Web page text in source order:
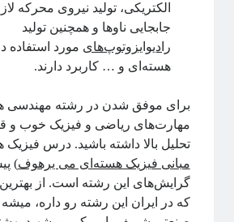
فیزیک خوش‌مزه یا آشپزی ملوکولی
در رویارویی با علم و مسئله ترویج آن
آیا باید دکتری بخونم؟!
تجربه شخصی در کارهای مربوط به تحلیل داده در
روایتگری در علم
الکتریکی، تولید نیروی محرکه
جابجایی ناوها و همچنین تولید
رادیوایزوتوپ‌های مورد استفاده
هسته‌ای و … کاربرد دارند.
برای موفق شدن در رشته مهندسی
مهارت‌های ریاضی و فیزیک خوب و
تحلیل بالا داشته باشید. درس
مبانی فیزیک هسته‌ای می یرهوف)
گرایش‌های این رشته‌ است. از بهترین
که در ایران این رشته رو داره، میشه